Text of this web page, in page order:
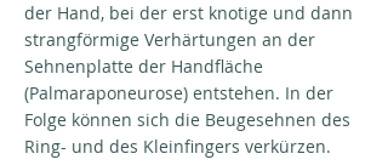
der Hand, bei der erst knotige und dann
strangförmige Verhärtungen an der
Sehnenplatte der Handfläche
(Palmaraponeurose) entstehen. In der
Folge können sich die Beugesehnen des
Ring- und des Kleinfingers verkürzen.